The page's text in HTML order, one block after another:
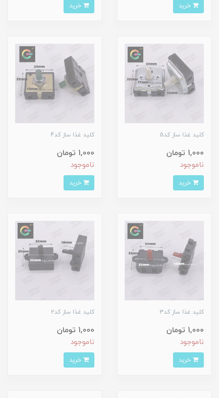
کلید غذا ساز کد5
1,000 تومان
ناموجود
کلید غذا ساز کد4
1,000 تومان
ناموجود
کلید غذا ساز کد3
1,000 تومان
ناموجود
کلید غذا ساز کد2
1,000 تومان
ناموجود